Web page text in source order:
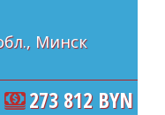
Минск
273 812 BYN